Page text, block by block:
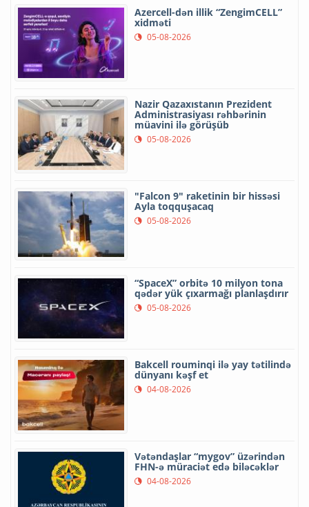
Azercell-dən illik “ZengimCELL”
xidməti
05-08-2026
Nazir Qazaxıstanın Prezident
Administrasiyası rəhbərinin
müavini ilə görüşüb
05-08-2026
"Falcon 9" raketinin bir hissəsi
Ayla toqquşacaq
05-08-2026
“SpaceX” orbitə 10 milyon tona
qədər yük çıxarmağı planlaşdırır
05-08-2026
Bakcell rouminqi ilə yay tətilində
dünyanı kəşf et
04-08-2026
Vətəndaşlar “mygov” üzərindən
FHN-ə müraciət edə biləcəklər
04-08-2026